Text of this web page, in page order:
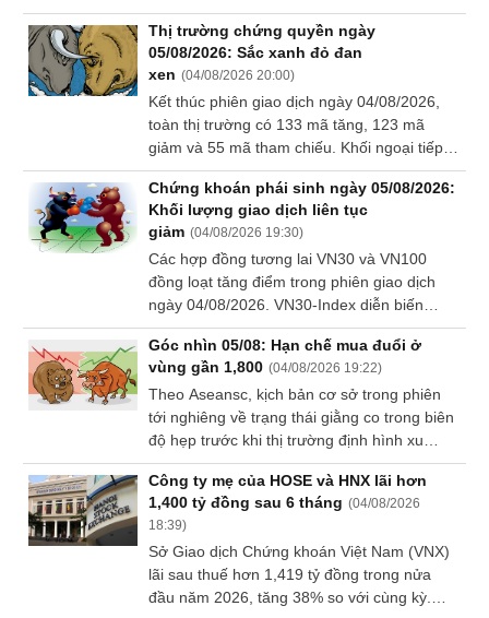
ST8) vì lỗi công bố thông tin. Trong đó, ST8
gây chú ý khi công bố sai lệch lợi nhuận sau
thuế.
Thị trường chứng quyền ngày
05/08/2026: Sắc xanh đỏ đan
xen (04/08/2026 20:00)
Kết thúc phiên giao dịch ngày 04/08/2026,
toàn thị trường có 133 mã tăng, 123 mã
giảm và 55 mã tham chiếu. Khối ngoại tiếp
tục bán ròng với tổng mức bán ròng đạt 1.48
tỷ đồng.
Chứng khoán phái sinh ngày 05/08/2026:
Khối lượng giao dịch liên tục
giảm (04/08/2026 19:30)
Các hợp đồng tương lai VN30 và VN100
đồng loạt tăng điểm trong phiên giao dịch
ngày 04/08/2026. VN30-Index diễn biến
giằng co đồng thời xuất hiện mẫu hình nến
thân nhỏ cùng khối lượng giao dịch sụt giảm
nằm dưới mức trung bình 20 phiên cho thấy
tâm lý khá phân vân của nhà đầu tư.
Góc nhìn 05/08: Hạn chế mua đuổi ở
vùng gần 1,800 (04/08/2026 19:22)
Theo Aseansc, kịch bản cơ sở trong phiên
tới nghiêng về trạng thái giằng co trong biên
độ hẹp trước khi thị trường định hình xu
hướng cụ thể, do đó nhà đầu tư ngắn hạn
nên duy trì tỷ trọng ở mức trung bình, tránh
mua đuổi và tập trung giao dịch theo biên độ
1,770 - 1,800 điểm
Công ty mẹ của HOSE và HNX lãi hơn
1,400 tỷ đồng sau 6 tháng (04/08/2026
18:39)
Sở Giao dịch Chứng khoán Việt Nam (VNX)
lãi sau thuế hơn 1,419 tỷ đồng trong nửa
đầu năm 2026, tăng 38% so với cùng kỳ.
Dữ
liệu
tài
chính